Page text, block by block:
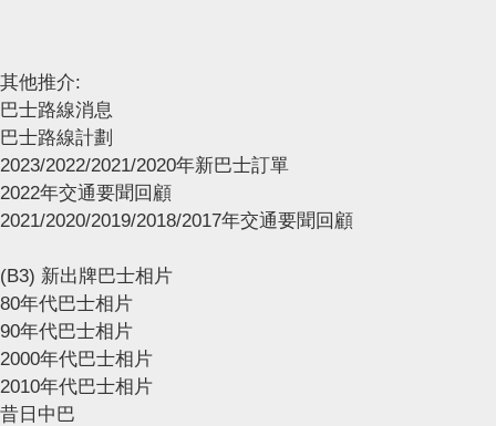
其他推介:
巴士路線消息
巴士路線計劃
2023/2022/2021/2020年新巴士訂單
2022年交通要聞回顧
2021/2020/2019/2018/2017年交通要聞回顧
(B3) 新出牌巴士相片
80年代巴士相片
90年代巴士相片
2000年代巴士相片
2010年代巴士相片
昔日中巴